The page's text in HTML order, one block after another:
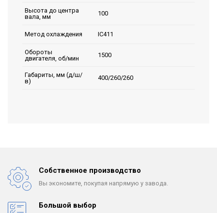
Высота до центра
вала, мм
100
Метод охлаждения IC411
Обороты
двигателя, об/мин
1500
Габариты, мм (д/ш/
в)
400/260/260
Собственное производство
Вы экономите, покупая напрямую у завода.
Большой выбор